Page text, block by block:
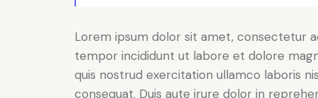
Lorem ipsum dolor sit amet, consectetur
tempor incididunt ut labore et dolore
quis nostrud exercitation ullamco laboris
consequat. Duis aute irure dolor in